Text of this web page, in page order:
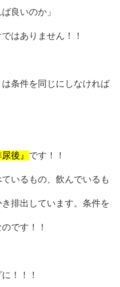
良いのか」
はありません！！
条件を同じにしなければ
後』 です！！
いるもの、飲んでいるも
排出しています。条件を
です！！
！！！